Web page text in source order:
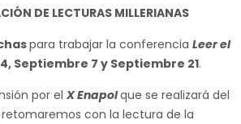
DE LECTURAS MILLERIANAS
para trabajar la conferencia Leer el
Septiembre 7 y Septiembre 21.
por el X Enapolque se realizará del
retomaremos con la lectura de la